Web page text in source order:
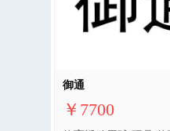
御通
￥7700